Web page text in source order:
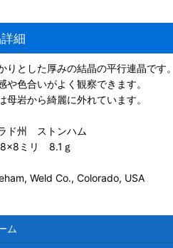
細
りとした厚みの結晶の平行連晶です。
や色合いがよく観察できます。
母岩から綺麗に外れています。
ド州 ストンハム
ミリ 8.1ｇ
Weld Co., Colorado, USA
ム